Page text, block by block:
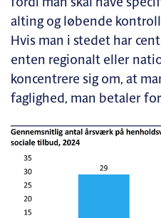
fordi man skal have
alting og løbende
Hvis man i stedet har
enten regionalt eller
koncentrere sig om, at
faglighed, man betaler